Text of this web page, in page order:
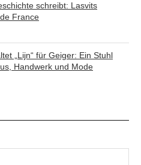
schreibt: Lasvits
France
„Lijn“ für Geiger: Ein Stuhl
Handwerk und Mode